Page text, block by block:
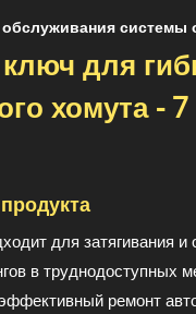
системы
для
хомута -
для затягивания и
в труднодоступных
ремонт